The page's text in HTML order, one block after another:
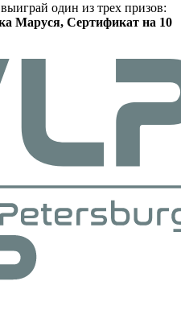
один из трех призов:
Маруся, Сертификат на 10